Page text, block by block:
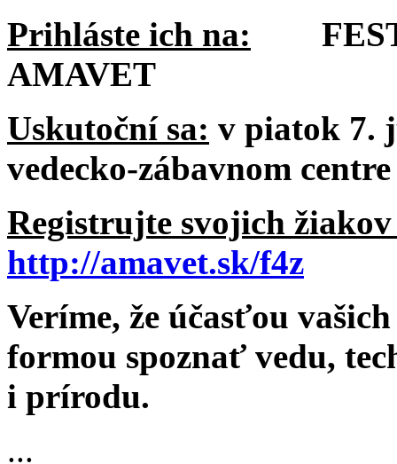
Prihláste ich na:
AMAVET
Uskutoční sa: v piatok 7.
vedecko-zábavnom
Registrujte svojich
http://amavet.sk/f4z
Veríme, že účasťou
formou spoznať vedu,
i prírodu.
...